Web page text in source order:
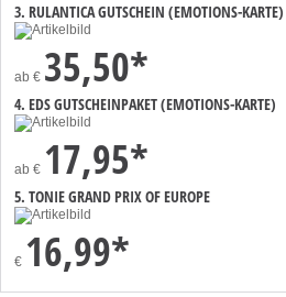
3. RULANTICA GUTSCHEIN (EMOTIONS-KARTE)
ab € 35,50*
4. EDS GUTSCHEINPAKET (EMOTIONS-KARTE)
ab € 17,95*
5. TONIE GRAND PRIX OF EUROPE
€ 16,99*